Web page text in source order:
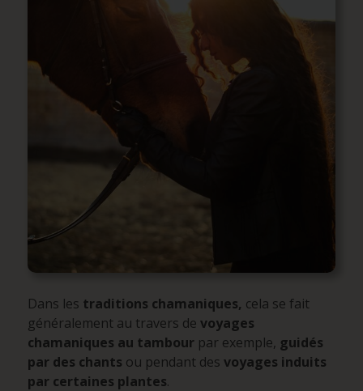
Dans les traditions chamaniques, cela se fait
généralement au travers de voyages
chamaniques au tambour par exemple, guidés
par des chants ou pendant des voyages induits
par certaines plantes.